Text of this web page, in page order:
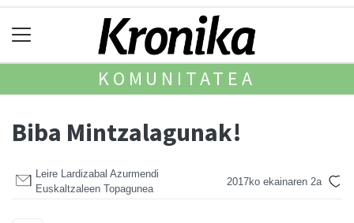
KOMUNITATEA
Biba Mintzalagunak!
Leire Lardizabal Azurmendi
Euskaltzaleen Topagunea
2017ko ekainaren 2a